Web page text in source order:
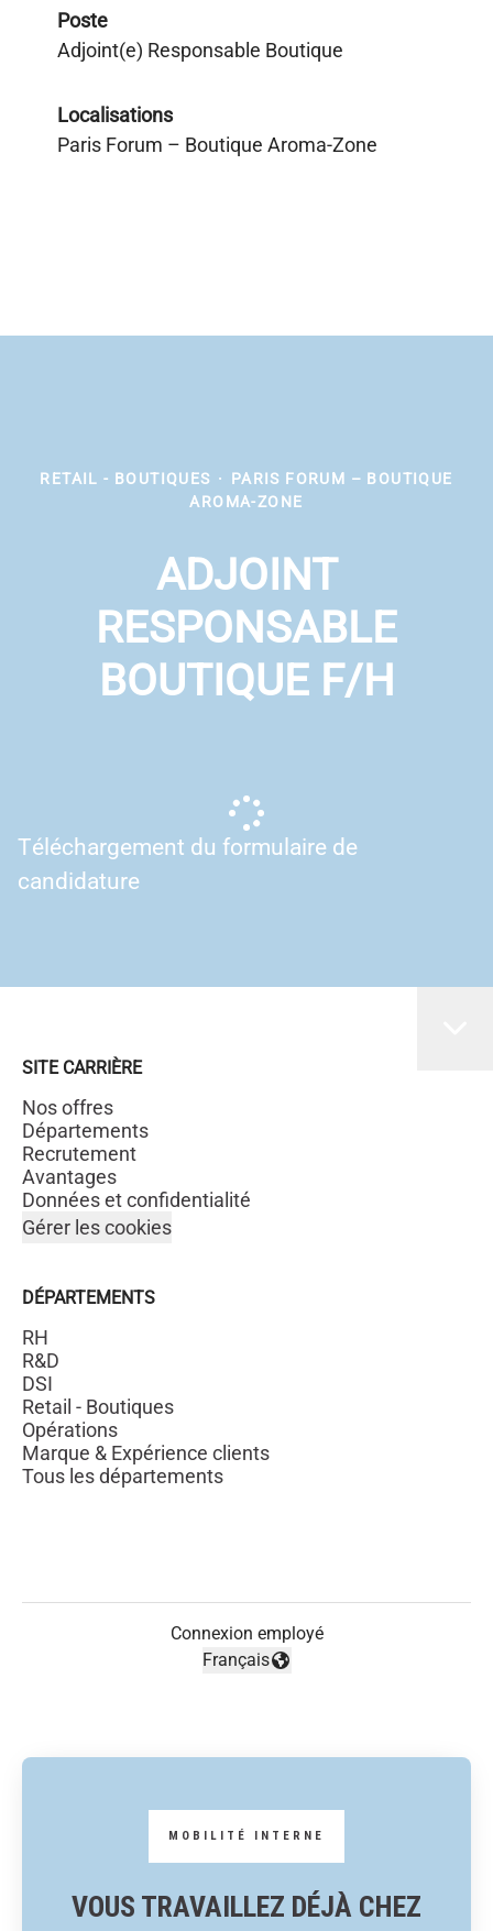
Poste
Adjoint(e) Responsable Boutique
Localisations
Paris Forum – Boutique Aroma-Zone
RETAIL - BOUTIQUES ·
PARIS FORUM – BOUTIQUE
AROMA-ZONE
ADJOINT
RESPONSABLE
BOUTIQUE F/H
Téléchargement du formulaire de
candidature
SITE CARRIÈRE
Nos offres
Départements
Recrutement
Avantages
Données et confidentialité
Gérer les cookies
DÉPARTEMENTS
RH
R&D
DSI
Retail - Boutiques
Opérations
Marque & Expérience clients
Tous les départements
Connexion employé
Changer la langue
Français
VOUS TRAVAILLEZ DÉJÀ CHEZ